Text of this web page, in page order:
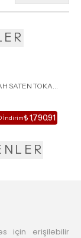
SATEN TOKA
KADIN
İndirim₺ 1,790.91
için erişilebilir